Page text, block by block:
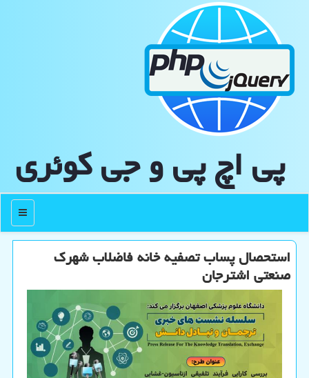
پی اچ پی و جی كوئری
منو
استحصال پساب تصفیه خانه فاضلاب شهرک
صنعتی اشترجان